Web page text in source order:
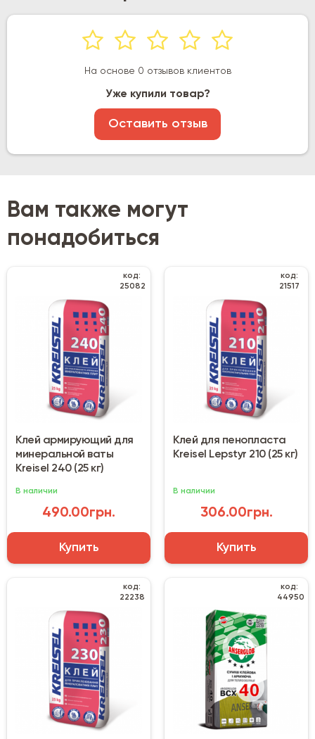
На основе 0 отзывов клиентов
Уже купили товар?
Оставить отзыв
Вам также могут
понадобиться
код:
25082
Клей армирующий для
минеральной ваты
Kreisel 240 (25 кг)
В наличии
490.00грн.
Купить
код:
21517
Клей для пенопласта
Kreisel Lepstyr 210 (25 кг)
В наличии
306.00грн.
Купить
код:
22238
код:
44950